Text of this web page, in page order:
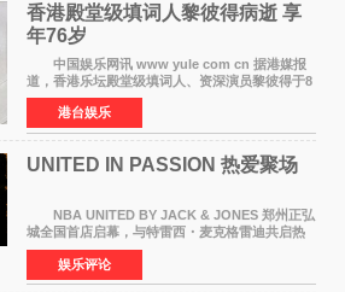
香港殿堂级填词人黎彼得病逝 享
年76岁​
中国娱乐网讯 www yule com cn 据港媒报
道，香港乐坛殿堂级填词人、资深演员黎彼得于8
月5日上午因病离世，终年76岁。好友钟志光透
露，黎彼得今年3月中风后便卧床休养，身体机能
持续衰退，最
港台娱乐
UNITED IN PASSION 热爱聚场
NBA UNITED BY JACK & JONES 郑州正弘
城全国首店启幕，与特雷西・麦克格雷迪共启热
爱 2026 年7 月21 日，
NBAUNITEDBYJACK&JONES 全国首店，于郑
州正弘城正式启幕。NBA 传奇球星
娱乐评论